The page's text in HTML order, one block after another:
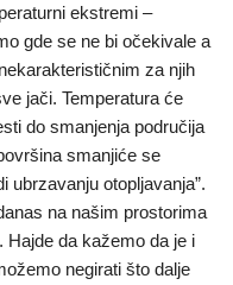
ekstremi –
gde se ne bi očekivale a
za njih
jači. Temperatura će
do smanjenja područija
smanjiće se
ubrzavanju otopljavanja”.
na našim prostorima
Hajde da kažemo da je i
negirati što dalje